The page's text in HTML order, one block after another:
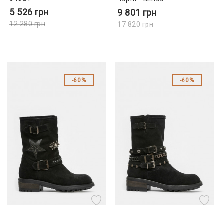
5 526 грн
12 280грн
9 801 грн
17 820грн
60% 60%